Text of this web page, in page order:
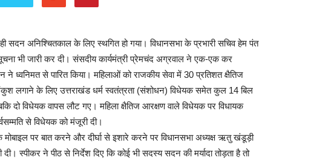
सदन अनिश्चितकाल के लिए स्थगित हो गया। विधानसभा के प्रभारी सचिव हेम पंत
भी जारी कर दी। संसदीय कार्यमंत्री प्रेमचंद अग्रवाल ने एक-एक कर
ने ध्वनिमत से पारित किया। महिलाओं को राजकीय सेवा में 30 प्रतिशत क्षैतिज
लगाने के लिए उत्तराखंड धर्म स्वतंत्रता (संशोधन) विधेयक समेत कुल 14 बिल
दो विधेयक वापस लौट गए। महिला क्षैतिज आरक्षण वाले विधेयक पर विधायक
से विधेयक को मंजूरी दी।
मोबाइल पर बात करने और दीर्घा से इशारे करने पर विधानसभा अध्यक्ष ऋतु खंडूड़ी
स्पीकर ने पीठ से निर्देश दिए कि कोई भी सदस्य सदन की मर्यादा तोड़ता है तो